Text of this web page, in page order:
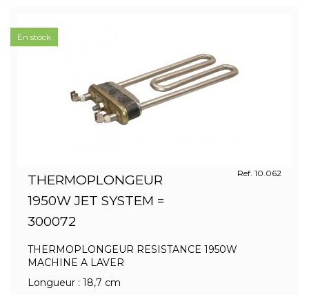
THERMOPLONGEUR
1950W JET SYSTEM =
300072
Ref. 10.062
THERMOPLONGEUR RESISTANCE 1950W
MACHINE A LAVER
Longueur : 18,7 cm
En stock